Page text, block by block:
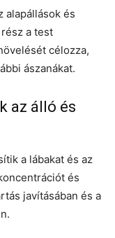
alapállások és
a test
célozza,
ászanákat.
az álló és
a lábakat és az
és
javításában és a